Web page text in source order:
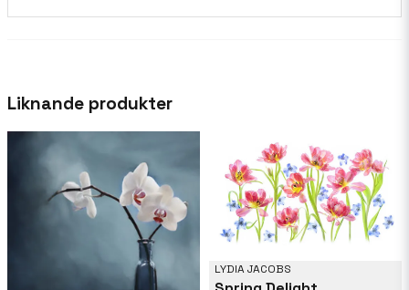
Liknande produkter
LYDIA JACOBS